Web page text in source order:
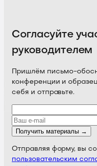
Согласуйте
руководителем
Пришлём письмо-
конференции и
себя и отправьте.
Получить материалы →
Отправляя форму, вы
пользовательским